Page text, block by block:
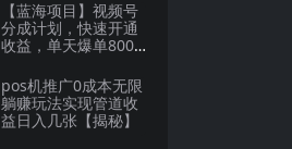
【蓝海项目】视频号
分成计划，快速开通
收益，单天爆单8000
pos机推广0成本无限
躺赚玩法实现管道收
益日入几张【揭秘】